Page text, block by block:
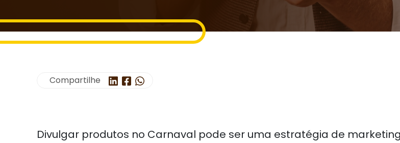
Compartilhe
Divulgar produtos no Carnaval pode ser uma estratégia de